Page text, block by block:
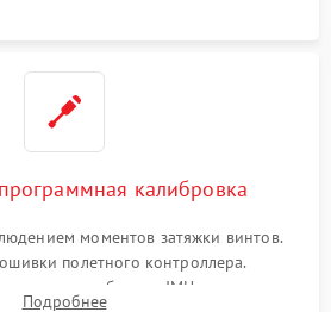
калибровка
моментов затяжки винтов.
полетного контроллера.
калибровка IMU-сенсоров,
Подробнее